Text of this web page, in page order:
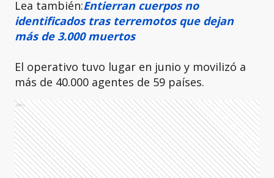
Lea también:Entierran cuerpos no
identificados tras terremotos que dejan
más de 3.000 muertos
El operativo tuvo lugar en junio y movilizó a
más de 40.000 agentes de 59 países.
Ads